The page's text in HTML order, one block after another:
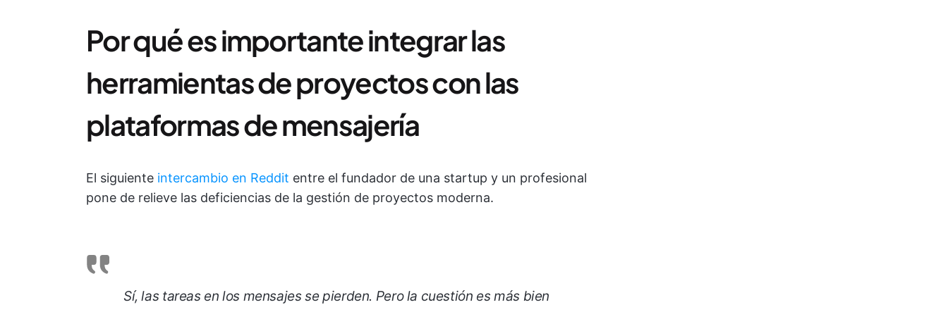
Por qué es importante integrar las
herramientas de proyectos con las
plataformas de mensajería
El siguiente intercambio en Reddit entre el fundador de una startup y un profesional
pone de relieve las deficiencias de la gestión de proyectos moderna.
Sí, las tareas en los mensajes se pierden. Pero la cuestión es más bien